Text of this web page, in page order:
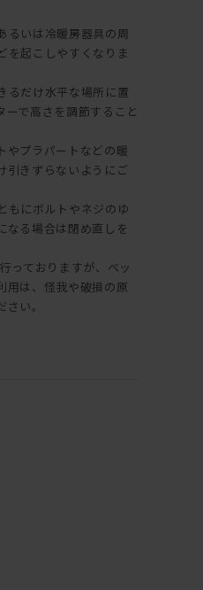
るいは冷暖房器具の周
を起こしやすくなりま
るだけ水平な場所に置
で高さを調節すること
やプラパートなどの暖
引きずらないようにご
もにボルトやネジのゆ
なる場合は閉め直しを
っておりますが、ベッ
用は、怪我や破損の原
い。